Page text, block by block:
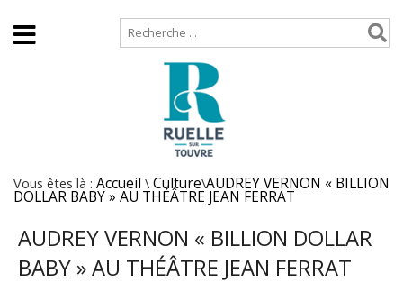
Vous êtes là : Accueil \ Culture\AUDREY VERNON « BILLION
DOLLAR BABY » AU THÉÂTRE JEAN FERRAT
AUDREY VERNON « BILLION DOLLAR
BABY » AU THÉÂTRE JEAN FERRAT